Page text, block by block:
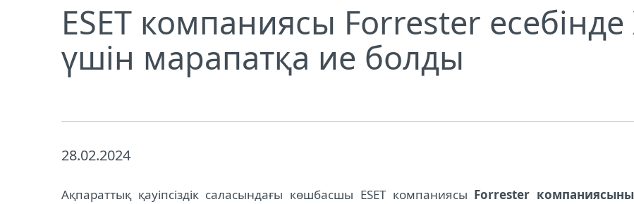
ESET компаниясы Forrester
үшін марапатқа ие болды
28.02.2024
Ақпараттық қауіпсіздік саласындағы көшбасшы ESET компаниясы Forrester